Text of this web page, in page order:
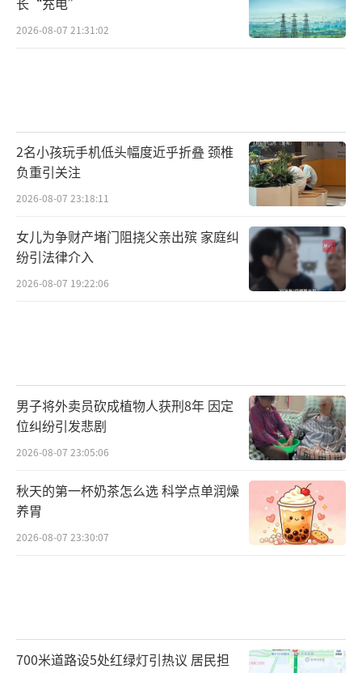
2026-08-07 21:31:02
2名小孩玩手机低头幅度近乎折叠 颈椎
负重引关注
2026-08-07 23:18:11
女儿为争财产堵门阻挠父亲出殡 家庭纠
纷引法律介入
2026-08-07 19:22:06
男子将外卖员砍成植物人获刑8年 因定
位纠纷引发悲剧
2026-08-07 23:05:06
秋天的第一杯奶茶怎么选 科学点单润燥
养胃
2026-08-07 23:30:07
700米道路设5处红绿灯引热议 居民担